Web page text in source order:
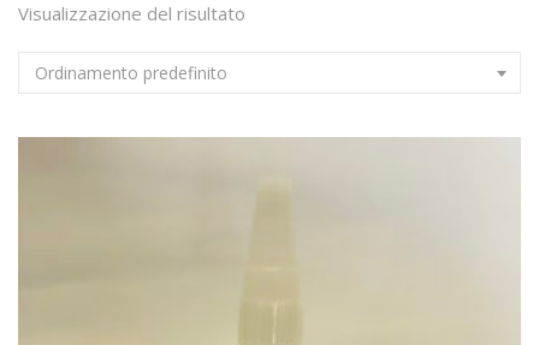
Visualizzazione del risultato
Ordinamento predefinito